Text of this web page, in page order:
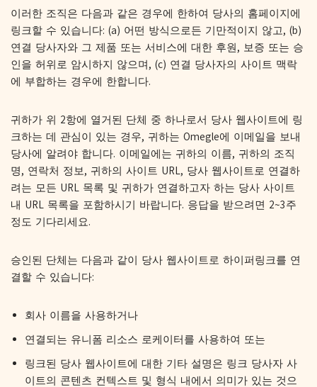
이러한 조직은 다음과 같은 경우에 한하여 당사의 홈페이지에
링크할 수 있습니다: (a) 어떤 방식으로든 기만적이지 않고, (b)
연결 당사자와 그 제품 또는 서비스에 대한 후원, 보증 또는 승
인을 허위로 암시하지 않으며, (c) 연결 당사자의 사이트 맥락
에 부합하는 경우에 한합니다.
귀하가 위 2항에 열거된 단체 중 하나로서 당사 웹사이트에 링
크하는 데 관심이 있는 경우, 귀하는 Omegle에 이메일을 보내
당사에 알려야 합니다. 이메일에는 귀하의 이름, 귀하의 조직
명, 연락처 정보, 귀하의 사이트 URL, 당사 웹사이트로 연결하
려는 모든 URL 목록 및 귀하가 연결하고자 하는 당사 사이트
내 URL 목록을 포함하시기 바랍니다. 응답을 받으려면 2~3주
정도 기다리세요.
승인된 단체는 다음과 같이 당사 웹사이트로 하이퍼링크를 연
결할 수 있습니다:
회사 이름을 사용하거나
연결되는 유니폼 리소스 로케이터를 사용하여 또는
링크된 당사 웹사이트에 대한 기타 설명은 링크 당사자 사
이트의 콘텐츠 컨텍스트 및 형식 내에서 의미가 있는 것으